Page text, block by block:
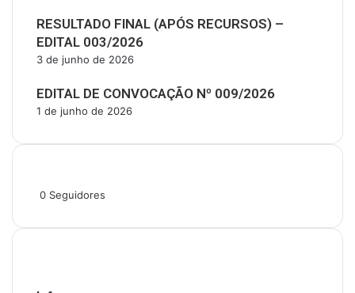
RESULTADO FINAL (APÓS RECURSOS) –
EDITAL 003/2026
3 de junho de 2026
EDITAL DE CONVOCAÇÃO Nº 009/2026
1 de junho de 2026
0 Seguidores